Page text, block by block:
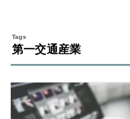
第一交通産業